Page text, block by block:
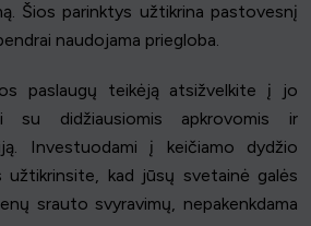
Šios parinktys užtikrina pastovesnį
naudojama priegloba.
paslaugų teikėją atsižvelkite į jo
su didžiausiomis apkrovomis ir
Investuodami į keičiamo dydžio
užtikrinsite, kad jūsų svetainė galės
srauto svyravimų, nepakenkdama